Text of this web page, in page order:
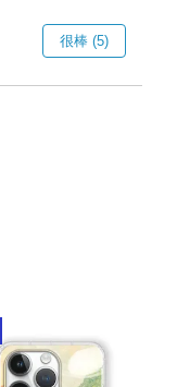
很棒 (5)